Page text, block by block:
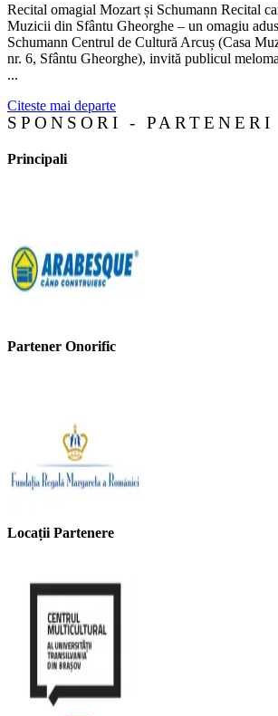
Recital omagial Mozart și Schumann Recital
Muzicii din Sfântu Gheorghe – un omagiu
Schumann Centrul de Cultură Arcuș (Casa
nr. 6, Sfântu Gheorghe), invită publicul
...
Citeste mai departe
SPONSORI - PARTENERI
Principali
Partener Onorific
Locații Partenere